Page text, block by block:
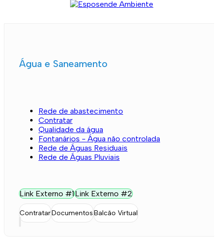
Água e Saneamento
Rede de abastecimento
Contratar
Qualidade da água
Fontanários - Água não controlada
Rede de Águas Residuais
Rede de Águas Pluviais
Link Externo #1Link Externo #2
ContratarDocumentosBalcão Virtual